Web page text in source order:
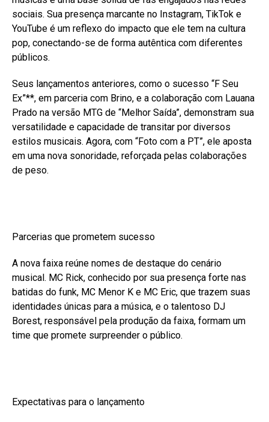
sociais. Sua presença marcante no Instagram, TikTok e
YouTube é um reflexo do impacto que ele tem na cultura
pop, conectando-se de forma autêntica com diferentes
públicos.
Seus lançamentos anteriores, como o sucesso “F Seu
Ex”**, em parceria com Brino, e a colaboração com Lauana
Prado na versão MTG de “Melhor Saída”, demonstram sua
versatilidade e capacidade de transitar por diversos
estilos musicais. Agora, com “Foto com a PT”, ele aposta
em uma nova sonoridade, reforçada pelas colaborações
de peso.
Parcerias que prometem sucesso
A nova faixa reúne nomes de destaque do cenário
musical. MC Rick, conhecido por sua presença forte nas
batidas do funk, MC Menor K e MC Eric, que trazem suas
identidades únicas para a música, e o talentoso DJ
Borest, responsável pela produção da faixa, formam um
time que promete surpreender o público.
Expectativas para o lançamento